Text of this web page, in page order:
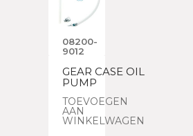
08200-
9012
GEAR CASE OIL
PUMP
TOEVOEGEN
AAN
WINKELWAGEN